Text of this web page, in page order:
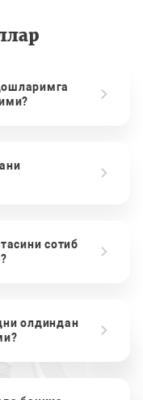
сотиб
олдиндан